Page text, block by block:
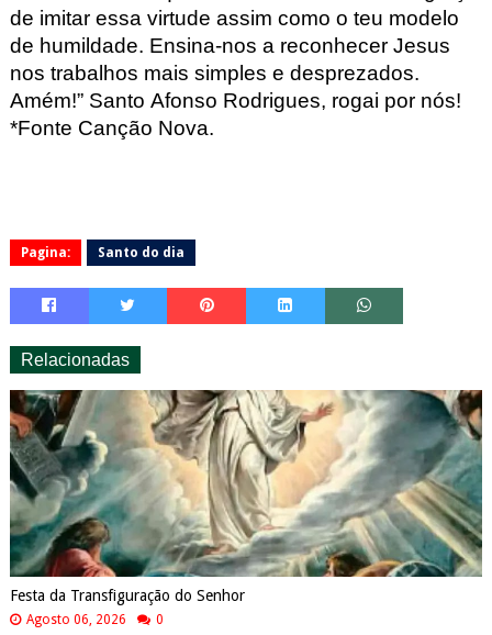
de imitar essa virtude assim como o teu modelo
de humildade. Ensina-nos a reconhecer Jesus
nos trabalhos mais simples e desprezados.
Amém!” Santo Afonso Rodrigues, rogai por nós!
*Fonte Canção Nova.
Pagina: Santo do dia
Relacionadas
Festa da Transfiguração do Senhor
Agosto 06, 2026 0